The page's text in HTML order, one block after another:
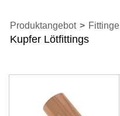
Produktangebot >
Kupfer Lötfittings